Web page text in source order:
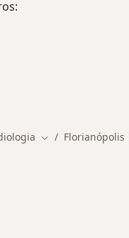
Mudar de cidade
Florianópolis